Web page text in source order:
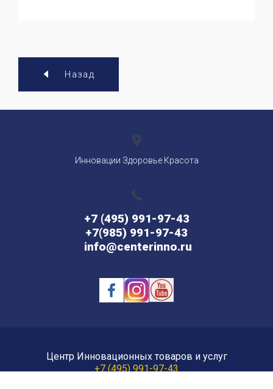
Назад
Инновации Здоровье Красота
+7 (495) 991-97-43
+7(985) 991-97-43
info@centerinno.ru
Центр Инновационных товаров и услуг
+7 (495) 991-97-43